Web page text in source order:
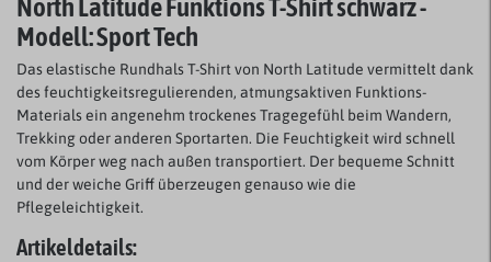
North Latitude Funktions T-Shirt schwarz -
Modell: Sport Tech
Das elastische Rundhals T-Shirt von North Latitude vermittelt dank
des feuchtigkeitsregulierenden, atmungsaktiven Funktions-
Materials ein angenehm trockenes Tragegefühl beim Wandern,
Trekking oder anderen Sportarten. Die Feuchtigkeit wird schnell
vom Körper weg nach außen transportiert. Der bequeme Schnitt
und der weiche Griff überzeugen genauso wie die
Pflegeleichtigkeit.
Artikeldetails: